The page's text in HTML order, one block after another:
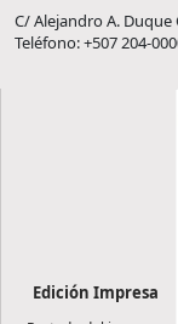
C/ Alejandro A. Duque
Teléfono: +507 204-
Edición Impresa